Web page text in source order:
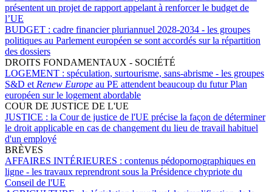
présentent un projet de rapport appelant à renforcer le budget de
l’UE
BUDGET : cadre financier pluriannuel 2028-2034 - les groupes
politiques au Parlement européen se sont accordés sur la répartition
des dossiers
DROITS FONDAMENTAUX - SOCIÉTÉ
LOGEMENT : spéculation, surtourisme, sans-abrisme - les groupes
S&D et Renew Europe au PE attendent beaucoup du futur Plan
européen sur le logement abordable
COUR DE JUSTICE DE L'UE
JUSTICE : la Cour de justice de l'UE précise la façon de déterminer
le droit applicable en cas de changement du lieu de travail habituel
d'un employé
BRÈVES
AFFAIRES INTÉRIEURES : contenus pédopornographiques en
ligne - les travaux reprendront sous la Présidence chypriote du
Conseil de l'UE